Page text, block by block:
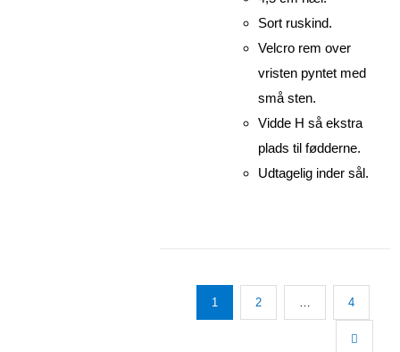
Sort ruskind.
Velcro rem over
vristen pyntet med
små sten.
Vidde H så ekstra
plads til fødderne.
Udtagelig inder sål.
1 2 … 4